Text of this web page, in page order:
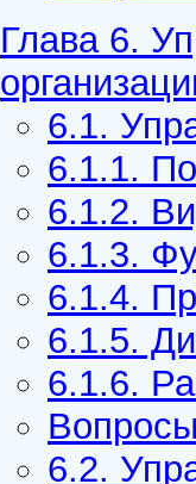
Глава 6.
6.1.
6.1.1.
6.1.2.
6.1.3.
6.1.4.
6.1.5.
6.1.6.
6.2.